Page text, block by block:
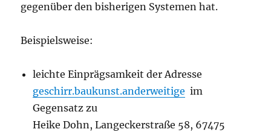
gegenüber den bisherigen Systemen hat.
Beispielsweise:
leichte Einprägsamkeit der Adresse
geschirr.baukunst.anderweitige im
Gegensatz zu
Heike Dohn, Langeckerstraße 58, 67475